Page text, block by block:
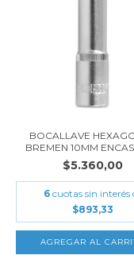
BOCALLAVE
BREMEN 10MM
$5.360,00
6 cuotas sin interés
$893,33